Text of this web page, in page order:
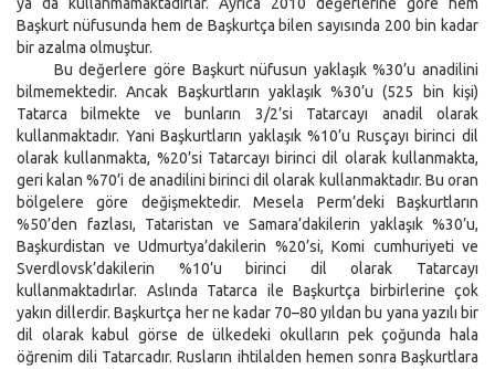
Başkurt nüfusunda hem de Başkurtça bilen sayısında 200 bin kadar
bir azalma olmuştur.
Bu değerlere göre Başkurt nüfusun yaklaşık %30’u anadilini
bilmemektedir. Ancak Başkurtların yaklaşık %30’u (525 bin kişi)
Tatarca bilmekte ve bunların 3/2’si Tatarcayı anadil olarak
kullanmaktadır. Yani Başkurtların yaklaşık %10’u Rusçayı birinci dil
olarak kullanmakta, %20’si Tatarcayı birinci dil olarak kullanmakta,
geri kalan %70’i de anadilini birinci dil olarak kullanmaktadır. Bu oran
bölgelere göre değişmektedir. Mesela Perm’deki Başkurtların
%50’den fazlası, Tataristan ve Samara’dakilerin yaklaşık %30’u,
Başkurdistan ve Udmurtya’dakilerin %20’si, Komi cumhuriyeti ve
Sverdlovsk’dakilerin %10’u birinci dil olarak Tatarcayı
kullanmaktadırlar. Aslında Tatarca ile Başkurtça birbirlerine çok
yakın dillerdir. Başkurtça her ne kadar 70–80 yıldan bu yana yazılı bir
dil olarak kabul görse de ülkedeki okulların pek çoğunda hala
öğrenim dili Tatarcadır. Rusların ihtilalden hemen sonra Başkurtlara